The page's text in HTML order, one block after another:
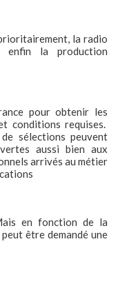
la radio
la production
pour obtenir les
conditions requises.
sélections peuvent
aussi bien aux
arrivés au métier
en fonction de la
être demandé une